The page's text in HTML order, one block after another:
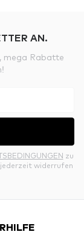
AN.
mega Rabatte
zu
widerrufen